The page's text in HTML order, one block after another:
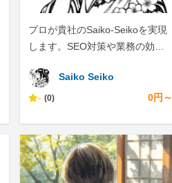
プロが貴社のSaiko-Seikoを実現
します。SEO対策や業務の効率
い。
Saiko Seiko
- (0) 0円～